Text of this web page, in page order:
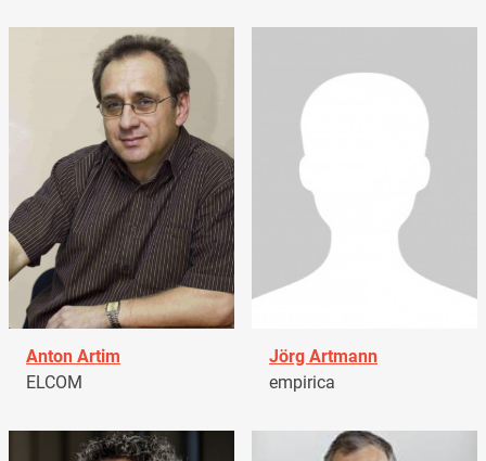
Anton Artim
ELCOM
Jörg Artmann
empirica